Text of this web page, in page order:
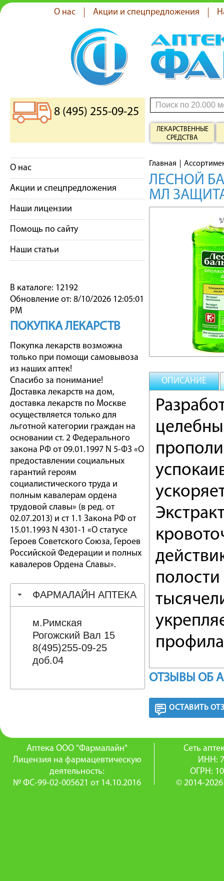
О нас Акции и спецпредложения
8 (495) 255-09-25
ЛЕКАРСТВЕННЫЕ
СРЕДСТВА
О нас
Акции и спецпредложения
Наши лицензии
Помощь по сайту
Наши статьи
В каталоге: 12192
Обновление от: 8/10/2026 12:05:01
PM
ПОКУПКА ЛЕКАРСТВ
Покупка лекарств возможна
только при помощи самовывоза
из наших аптек!
Спасибо за понимание!
Доставка лекарств на дом,
доставка лекарств по Москве
осуществляется только для
льготной категории граждан на
основании ст. 2 Федерального
закона РФ от 09.01.1997 N 5-ФЗ «О
предоставлении социальных
гарантий героям
социалистического труда и
полным кавалерам ордена
трудовой славы» (в ред. от
02.07.2013) и ст 1.1 Закона РФ от
15.01.1993 N 4301-1 «О статусе
Героев Советского Союза, Героев
Российской Федерации и полных
кавалеров Ордена Славы».
ФАРМАЛАЙН АПТЕКА
м.Римская
Рогожский Вал 15
8(495)255-09-25
доб.04
Главная
ЛЕСНОЙ
МЛ
ОПИСАНИЕ
ОТЗЫВЫ ОБ
ОСТАВИТЬ
Аптека ООО "Фармалайн"
Лицензия на фармацевтическую
деятельность:
№ ФС-99-02-005621 от 14.10.2016
Сеть
ИНН:
ОГРН:
© 2014-